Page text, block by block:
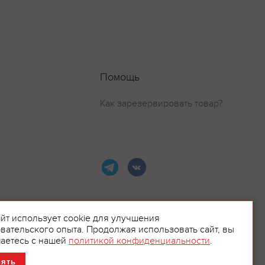
Помощь
Как зарезервировать товар?
использует cookie для улучшения
опыта. Продолжая использовать сайт, вы
с нашей политикой конфиденциальности.